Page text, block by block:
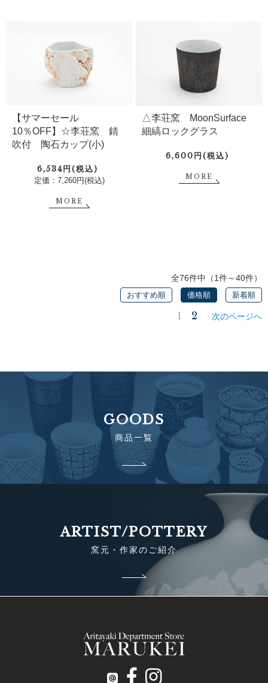
【サマーセール
10％OFF】☆李荘窯 錆
吹付 陶石カップ(小)
6,534円(税込)
定価：7,260円(税込)
MORE
△李荘窯 MoonSurface
細縞ロックグラス
6,600円(税込)
MORE
全76件中（1件～40件）
おすすめ順 価格順 新着順
1 2 次のページへ
GOODS
商品一覧
ARTIST/POTTERY
窯元・作家のご紹介